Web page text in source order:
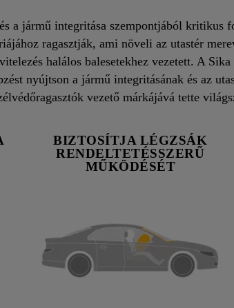
a jármű integritása szempontjából kritikus
ragasztják, ami növeli az utastér
halálos balesetekhez vezetett. A
nyújtson a jármű integritásának és az
vezető márkájává tette
BIZTOSÍTJA LÉGZSÁK
RENDELTETÉSSZERŰ
MŰKÖDÉSÉT